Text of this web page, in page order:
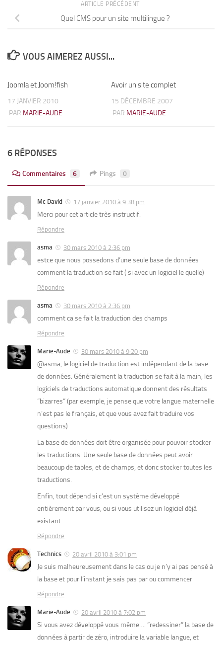
ARTICLE PRÉCÉDENT
Quel CMS pour un site multilingue ?
VOUS AIMEREZ AUSSI...
Joomla et Joom!fish
17 JANVIER 2010
PAR MARIE-AUDE
Avoir un site complet
15 DÉCEMBRE 2007
PAR MARIE-AUDE
6 RÉPONSES
Commentaires 6 Pings 0
Mc David 17 janvier 2010 à 9:38 pm
Merci pour cet article très instructif.
Répondre
asma 30 mars 2010 à 2:36 pm
estce que nous possedons d’une seule base de données
comment la traduction se fait ( si avec un logiciel le quelle)
Répondre
asma 30 mars 2010 à 2:36 pm
comment ca se fait la traduction des champs
Répondre
Marie-Aude 30 mars 2010 à 9:20 pm
@asma, le logiciel de traduction est indépendant de la base
de données. Généralement la traduction se fait à la main, les
logiciels de traductions automatique donnent des résultats
“bizarres” (par exemple, je pense que votre langue maternelle
n’est pas le français, et que vous avez fait traduire vos
questions)
La base de données doit être organisée pour pouvoir stocker
les traductions. Une seule base de données peut avoir
beaucoup de tables, et de champs, et donc stocker toutes les
traductions.
Enfin, tout dépend si c’est un système développé
entièrement par vous, ou si vous utilisez un logiciel déjà
existant.
Répondre
Technics 20 avril 2010 à 3:01 pm
Je suis malheureusement dans le cas ou je n’y ai pas pensé à
la base et pour l’instant je sais pas par ou commencer
Répondre
Marie-Aude 20 avril 2010 à 7:02 pm
Si vous avez développé vous même…. “redessiner” la base de
données à partir de zéro, introduire la variable langue, et